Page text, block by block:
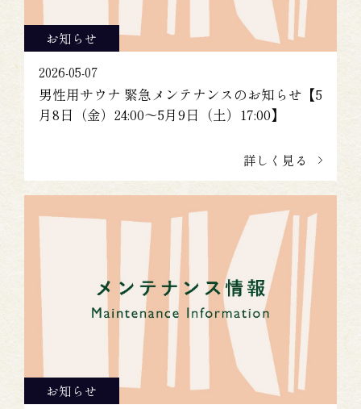
お知らせ
2026-05-07
男性用サウナ 緊急メンテナンスのお知らせ【5
月8日（金）24:00～5月9日（土）17:00】
詳しく見る
お知らせ